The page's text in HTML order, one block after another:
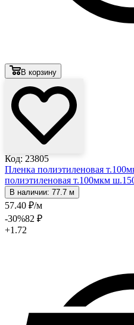
В корзину
Код: 23805
Пленка полиэтиленовая
полиэтиленовая т.100мкм
В наличии: 77.7 м
57.40 ₽/м
-30%82 ₽
+1.72